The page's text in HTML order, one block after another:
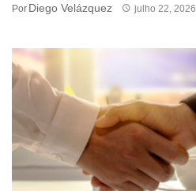
Por Diego Velázquez julho 22, 2026